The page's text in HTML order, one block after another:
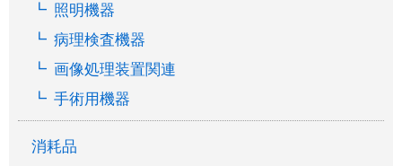
照明機器
病理検査機器
画像処理装置関連
手術用機器
消耗品